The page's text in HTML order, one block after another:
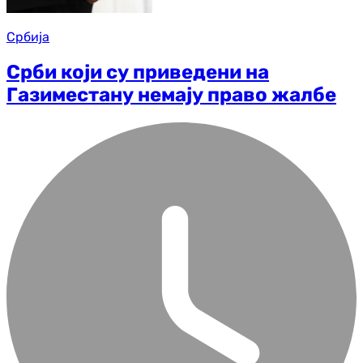
Србија
Срби који су приведени на
Газиместану немају право жалбе